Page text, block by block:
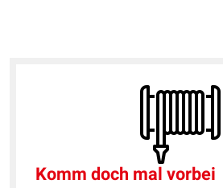
Komm doch mal vorbei